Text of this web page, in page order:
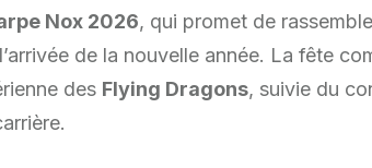
Nox 2026, qui promet de
de la nouvelle année. La fête
des Flying Dragons, suivie du